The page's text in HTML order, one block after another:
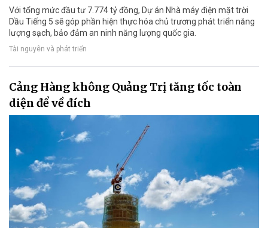
Với tổng mức đầu tư 7.774 tỷ đồng, Dự án Nhà máy điện mặt trời
Dầu Tiếng 5 sẽ góp phần hiện thực hóa chủ trương phát triển năng
lượng sạch, bảo đảm an ninh năng lượng quốc gia.
Tài nguyên và phát triển
Cảng Hàng không Quảng Trị tăng tốc toàn
diện để về đích